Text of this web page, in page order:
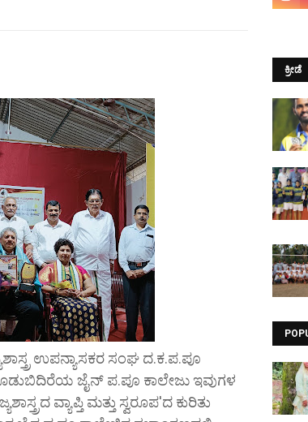
ಉಪನ್ಯಾಸಕರ ಸಂಘ ದ.ಕ.ಪ.ಪೂ
ಜೈನ್ ಪ.ಪೂ ಕಾಲೇಜು ಇವುಗಳ
ವ್ಯಾಪ್ತಿ ಮತ್ತು ಸ್ವರೂಪ'ದ ಕುರಿತು
ಕ್ರೀಡೆ